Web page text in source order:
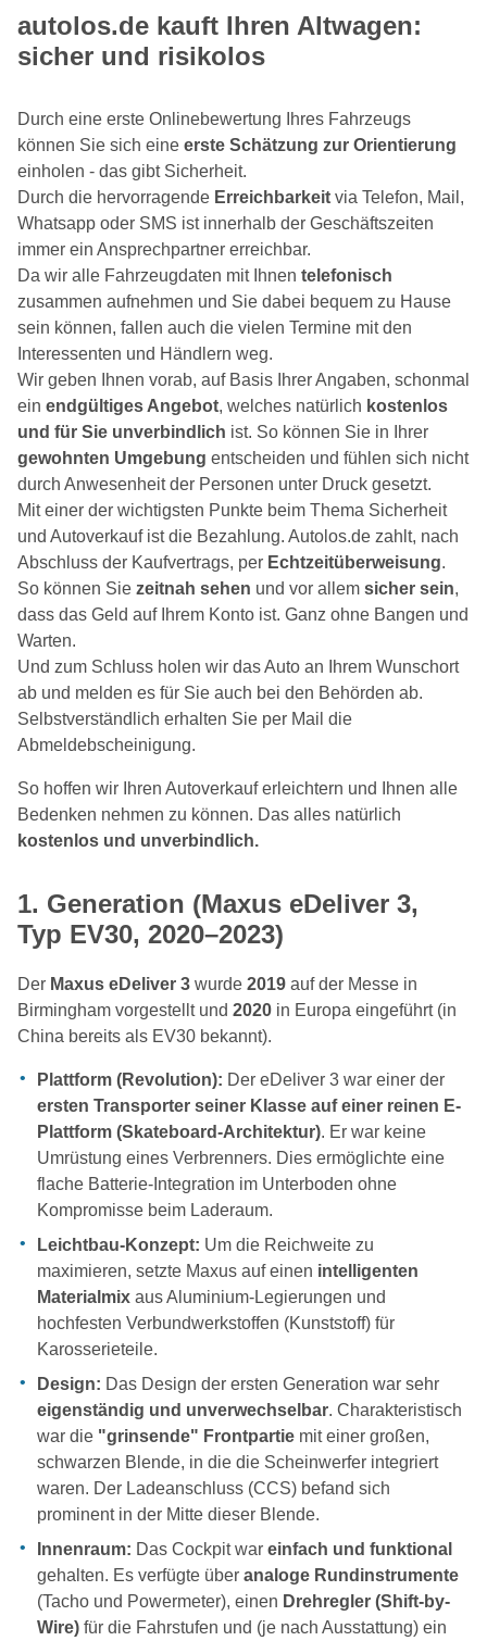
autolos.de kauft Ihren Altwagen:
sicher und risikolos
Durch eine erste Onlinebewertung Ihres Fahrzeugs
können Sie sich eine erste Schätzung zur Orientierung
einholen - das gibt Sicherheit.
Durch die hervorragende Erreichbarkeit via Telefon, Mail,
Whatsapp oder SMS ist innerhalb der Geschäftszeiten
immer ein Ansprechpartner erreichbar.
Da wir alle Fahrzeugdaten mit Ihnen telefonisch
zusammen aufnehmen und Sie dabei bequem zu Hause
sein können, fallen auch die vielen Termine mit den
Interessenten und Händlern weg.
Wir geben Ihnen vorab, auf Basis Ihrer Angaben, schonmal
ein endgültiges Angebot, welches natürlich kostenlos
und für Sie unverbindlich ist. So können Sie in Ihrer
gewohnten Umgebung entscheiden und fühlen sich nicht
durch Anwesenheit der Personen unter Druck gesetzt.
Mit einer der wichtigsten Punkte beim Thema Sicherheit
und Autoverkauf ist die Bezahlung. Autolos.de zahlt, nach
Abschluss der Kaufvertrags, per Echtzeitüberweisung.
So können Sie zeitnah sehen und vor allem sicher sein,
dass das Geld auf Ihrem Konto ist. Ganz ohne Bangen und
Warten.
Und zum Schluss holen wir das Auto an Ihrem Wunschort
ab und melden es für Sie auch bei den Behörden ab.
Selbstverständlich erhalten Sie per Mail die
Abmeldebscheinigung.
So hoffen wir Ihren Autoverkauf erleichtern und Ihnen alle
Bedenken nehmen zu können. Das alles natürlich
kostenlos und unverbindlich.
1. Generation (Maxus eDeliver 3,
Typ EV30, 2020–2023)
Der Maxus eDeliver 3 wurde 2019 auf der Messe in
Birmingham vorgestellt und 2020 in Europa eingeführt (in
China bereits als EV30 bekannt).
Plattform (Revolution): Der eDeliver 3 war einer der
ersten Transporter seiner Klasse auf einer reinen E-
Plattform (Skateboard-Architektur). Er war keine
Umrüstung eines Verbrenners. Dies ermöglichte eine
flache Batterie-Integration im Unterboden ohne
Kompromisse beim Laderaum.
Leichtbau-Konzept: Um die Reichweite zu
maximieren, setzte Maxus auf einen intelligenten
Materialmix aus Aluminium-Legierungen und
hochfesten Verbundwerkstoffen (Kunststoff) für
Karosserieteile.
Design: Das Design der ersten Generation war sehr
eigenständig und unverwechselbar. Charakteristisch
war die "grinsende" Frontpartie mit einer großen,
schwarzen Blende, in die die Scheinwerfer integriert
waren. Der Ladeanschluss (CCS) befand sich
prominent in der Mitte dieser Blende.
Innenraum: Das Cockpit war einfach und funktional
gehalten. Es verfügte über analoge Rundinstrumente
(Tacho und Powermeter), einen Drehregler (Shift-by-
Wire) für die Fahrstufen und (je nach Ausstattung) ein